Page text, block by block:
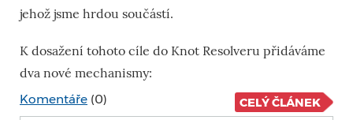
jehož jsme hrdou součástí.
K dosažení tohoto cíle do Knot Resolveru přidáváme
dva nové mechanismy:
Komentáře (0) CELÝ ČLÁNEK